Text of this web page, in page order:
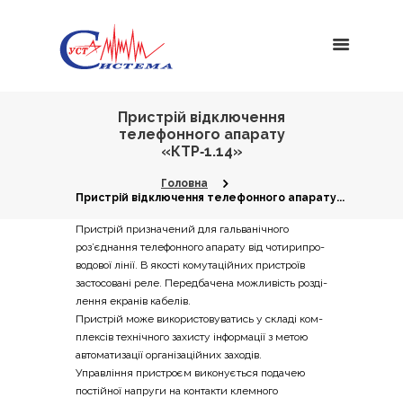
Пристрій відключення
телефонного апарату
«КТР‑1.14»
Головна
Пристрій відключення телефонного апарату...
При­стрій при­зна­че­ний для галь­ва­ні­чно­го
роз’єднання теле­фон­но­го апа­ра­ту від чоти­ри­про­
во­до­вої лінії. В яко­сті кому­та­цій­них при­стро­їв
засто­со­ва­ні реле. Перед­ба­че­на можли­вість роз­ді­
ле­н­ня екра­нів кабелів.
При­стрій може вико­ри­сто­ву­ва­тись у скла­ді ком­
пле­ксів техні­чно­го захи­сту інфор­ма­ції з метою
авто­ма­ти­за­ції орга­ні­за­цій­них заходів.
Управ­лі­н­ня при­стро­єм вико­ну­є­ться пода­чею
постій­ної напру­ги на кон­та­кти клем­но­го